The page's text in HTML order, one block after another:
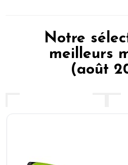
Notre
meilleurs
(août